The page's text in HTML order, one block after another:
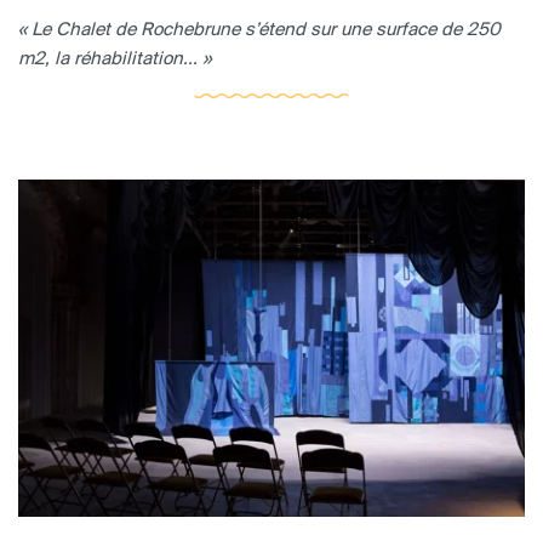
« Le Chalet de Rochebrune s’étend sur une surface de 250
m2, la réhabilitation... »